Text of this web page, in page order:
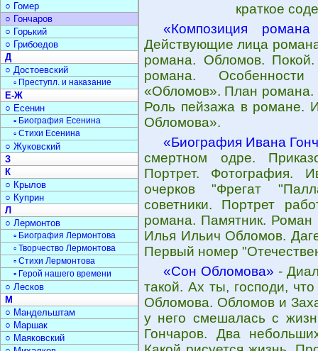
краткое
«Композиция
Действующие лица
романа. Обломов.
романа.
«Обломов». План романа.
Роль пейзажа в романе.
Обломова».
«Биография Ивана
смертном одре.
Портрет. Фотография.
очерков "Фрегат
советники. Портрет
романа. Памятник.
Илья Ильич Обломов.
Первый номер
«Сон Обломова» -
такой. Ах ты, господи,
Обломова. Обломов и
у него смешалась с
Гончаров. Два
○ Гомер
○ Гончаров
○ Горький
○ Грибоедов
Д
○ Достоевский
▫ Преступл. и наказание
Е-Ж
○ Есенин
▫ Биография Есенина
▫ Стихи Есенина
○ Жуковский
З
К
○ Крылов
○ Куприн
Л
○ Лермонтов
▫ Биография Лермонтова
▫ Творчество Лермонтова
▫ Стихи Лермонтова
▫ Герой нашего времени
○ Лесков
М
○ Мандельштам
○ Маршак
○ Маяковский